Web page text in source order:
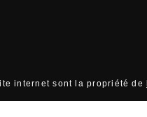
internet sont la propriété de